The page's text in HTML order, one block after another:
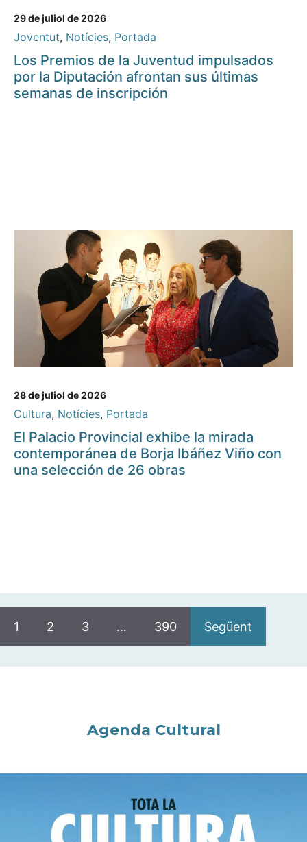
29 de juliol de 2026
Joventut, Notícies, Portada
Los Premios de la Juventud impulsados
por la Diputación afrontan sus últimas
semanas de inscripción
28 de juliol de 2026
Cultura, Notícies, Portada
El Palacio Provincial exhibe la mirada
contemporánea de Borja Ibáñez Viño con
una selección de 26 obras
1 2 3 … 390 Següent
Agenda Cultural